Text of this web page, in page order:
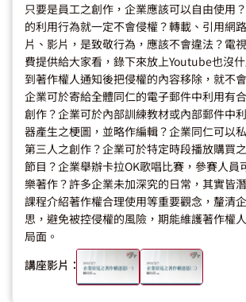
只要是員工之創作，企業應該可以自由使用
的利用行為就一定不會侵權？轉載、引用網
片、影片，是致敬行為，應該不會違法？電
費提供給大家看，錄下來放上Youtube也沒
到著作權人通知後把侵權的內容移除，就不
企業可於寄給全體同仁的電子郵件中利用有
創作？企業可於內部訓練教材或內部郵件中
器產生之梗圖，並略作編輯？企業同仁可以
第三人之創作？企業可於特定時段播放購買
節目？企業舉辦卡拉OK歌唱比賽，參賽人員
樂著作？許多企業未加深究的日常，其實皆
課程介紹著作權合理使用等重要觀念，釐清
思，避免被控侵權的風險，期能維護著作權
局面。
講座影片：